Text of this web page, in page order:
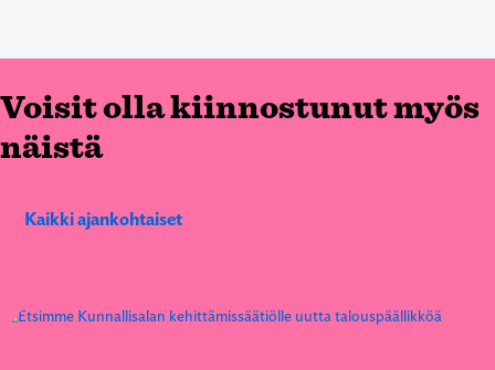
Voisit olla kiinnostunut myös
näistä
Kaikki ajankohtaiset